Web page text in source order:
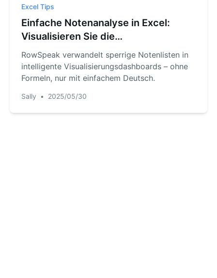
Excel Tips
Einfache Notenanalyse in Excel:
Visualisieren Sie die
Schülerleistungen mit Excel AI
RowSpeak verwandelt sperrige Notenlisten in
intelligente Visualisierungsdashboards – ohne
Formeln, nur mit einfachem Deutsch.
Sally • 2025/05/30